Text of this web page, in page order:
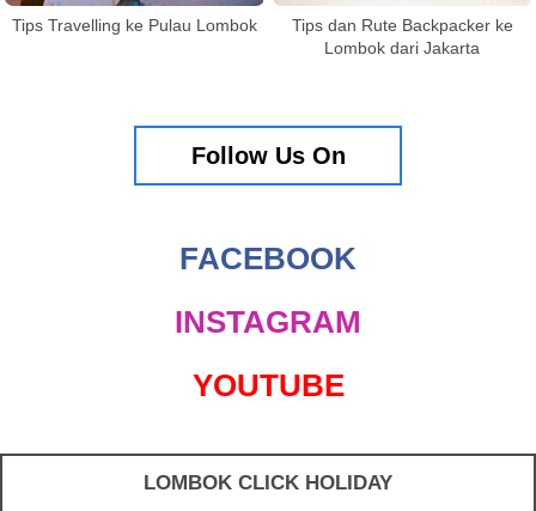
Tips Travelling ke Pulau Lombok
Tips dan Rute Backpacker ke
Lombok dari Jakarta
Follow Us On
FACEBOOK
INSTAGRAM
YOUTUBE
LOMBOK CLICK HOLIDAY